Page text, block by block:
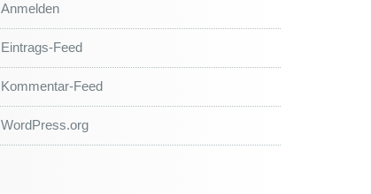
Anmelden
Eintrags-Feed
Kommentar-Feed
WordPress.org